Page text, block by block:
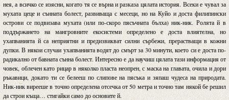
нея, а всичко се изясни, когато тя се върна и разказа цялата история. Всеки е чувал за
мухата цеце и сънната болест, развиваща с месеци, но на Куйо и доста филипински
острови се подвизава мухата (или по-скоро пясъчната бълха) ник-ник. Ролята й в
поддържането на мангровните екосистеми определено е доста влиятелна, но
ухапванията й са неприятни и предизвикват силни сърбежи, прерастващи в кожни
дупки. В някои случаи ухапванията водят до смърт за 30 минути, което си е доста по-
радикално от бавната сънна болест. Интересно е да научиш цялата тази информация от
човек, облечен като рицар в няколко пласта неопрен, с маска на главата, очила и дори
ръкавици, докато ти се белееш по слипове на пясъка и зяпаш чудеса на природата.
Ник-ник вирееше в точно определена отсечка от 50 метра и точно там някой бе решил
да строи къща… стигайки само до основите й.